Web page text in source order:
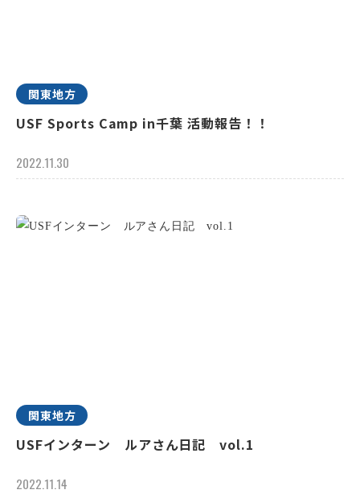
関東地方
USF Sports Camp in千葉 活動報告！！
2022.11.30
関東地方
USFインターン ルアさん日記 vol.1
2022.11.14